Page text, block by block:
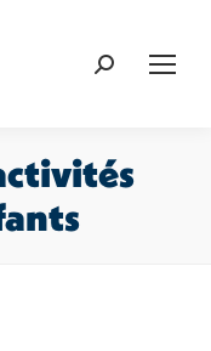
Recherche